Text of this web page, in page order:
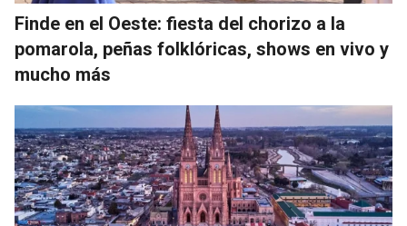
Finde en el Oeste: fiesta del chorizo a la
pomarola, peñas folklóricas, shows en vivo y
mucho más